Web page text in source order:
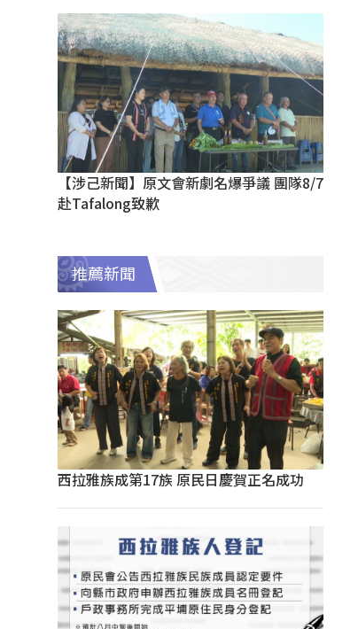
【涉己新聞】原文會新劇名爆爭議 團隊8/7
赴Tafalong致歉
推薦新聞
西拉雅族成第17族 原民日慶賀正名成功